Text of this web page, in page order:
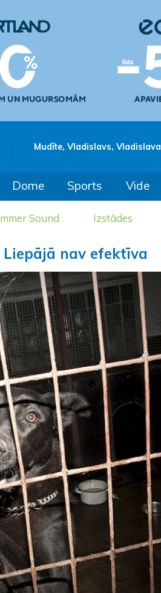
Mudīte, Vladislavs, Vladislava
Dome Sports Vide
Sound Izstādes
nav efektīva